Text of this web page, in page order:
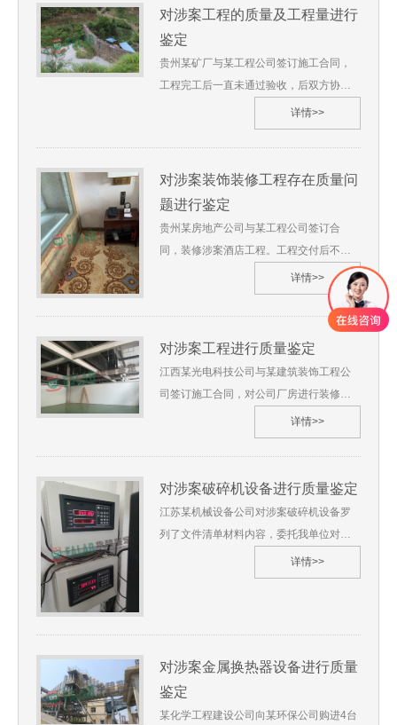
公司 6、 鉴定过程（略） 7、 综合分析及
检验结果（略） 8、 鉴定过程图片
鉴定。 苏华碧[2020]技鉴字第**号1、委托
人：河北某人民法院2、委托鉴定事项：对
2020年08月4、鉴定材料：（1）《鉴定委
托书》（2）《设计图纸》（3）《笔录
公司河北省 6、 鉴定过程（略） 7、 综合
分析及检验结果（略） 8、 鉴定过程图片
对涉案工程的质量及工程量进行
鉴定
贵州某矿厂与某工程公司签订施工合同，
工程完工后一直未通过验收，后双方协商
决定按照重力式挡土墙的结构形式对涉案
工程进行检验和计量，当地法院即刻委托
我单位受理了此鉴定工作。 苏华碧[2021]
技鉴字第**号1、委托人：贵州省某人民法
院2、委托鉴定事项：对涉案工程的质量及
（2）《接待笔录》（3）《工程承包合
同》5、鉴定地点：苏州华碧微科检测技术
（略） 8、 鉴定过程图片
详情>>
对涉案装饰装修工程存在质量问
题进行鉴定
贵州某房地产公司与某工程公司签订合
同，装修涉案酒店工程。工程交付后不久
就出现诸多问题，房地产公司联系工程公
司进行整改，工程公司以工程款未结算为
由不予维修，双方就此案向当地人民法院
起诉，法院立即委托我单位对涉案装饰装
民法院2、委托鉴定事项：对涉案装饰装修
工程存在质量问题进行鉴定3、受理日期：
（3）《民事起诉状》（4）《竣工图纸》
（5）《鉴定材料清单》5、鉴定地点：苏
州华碧微科检测技术有限公司贵州
省 6、 鉴定过程（略） 7、 综合分析及检
详情>>
对涉案工程进行质量鉴定
江西某光电科技公司与某建筑装饰工程公
司签订施工合同，对公司厂房进行装修以
达到生产需要。工程还未完工时被发现存
在密封性不好、地面起鼓、顶面变形等问
题，双方就施工质量问题向法院提起诉
讼，法院立即委托我单位对涉案工程进行
质量鉴定。 苏华碧[2020]技鉴字第**号1、
委托人：江西省某人民法院2、委托鉴定事
项：对涉案工程进行质量鉴定3、受理日
期：2020年09月4、鉴定材料：（1）《鉴
术有限公司江西省 6、 鉴定过程
（略） 7、 综合分析及检验结果
（略） 8、 鉴定过程图片
详情>>
对涉案破碎机设备进行质量鉴定
江苏某机械设备公司对涉案破碎机设备罗
列了文件清单材料内容，委托我单位对罗
列的内容涉及的设备技术问题进行质量鉴
定。 沪华碧[2020]技鉴字第**号1、委托
《合同补充协议》（2）《工艺流程图》
（3）15张数据照片（4）说明材料一份
5、鉴定地点：上海华碧检测技术有限公司
详情>>
对涉案金属换热器设备进行质量
鉴定
某化学工程建设公司向某环保公司购进4台